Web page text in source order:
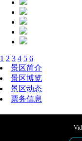
1 2 3 4 5 6
景区简介
景区博览
景区动态
票务信息